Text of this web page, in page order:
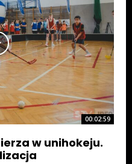
00:02:59
w unihokeju.